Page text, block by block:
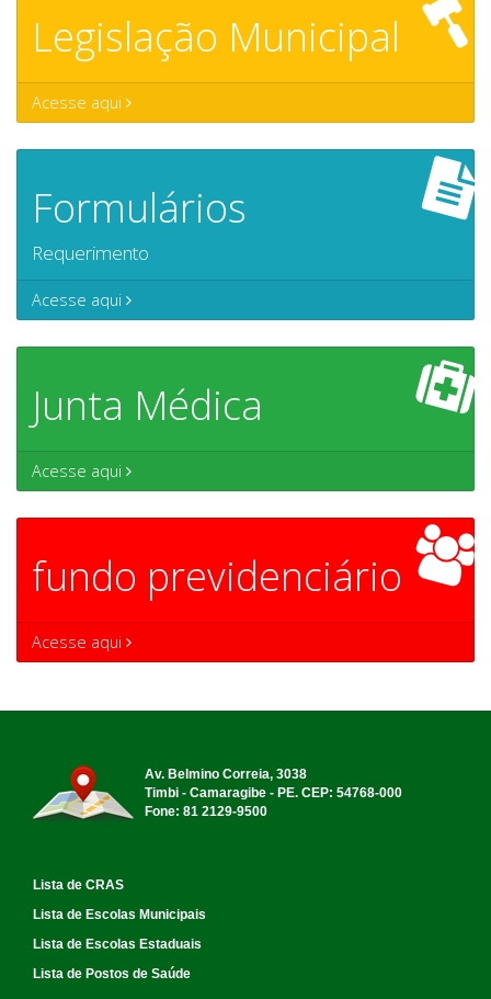
Legislação Municipal
Acesse aqui
Formulários
Requerimento
Acesse aqui
Junta Médica
Acesse aqui
fundo previdenciário
Acesse aqui
Av. Belmino Correia, 3038
Timbi - Camaragibe - PE. CEP: 54768-000
Fone: 81 2129-9500
Lista de CRAS
Lista de Escolas Municipais
Lista de Escolas Estaduais
Lista de Postos de Saúde